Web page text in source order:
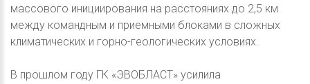
массового инициирования на расстояниях до 2,5 км
между командным и приемными блоками в сложных
климатических и горно-геологических условиях.
В прошлом году ГК «ЭВОБЛАСТ» усилила